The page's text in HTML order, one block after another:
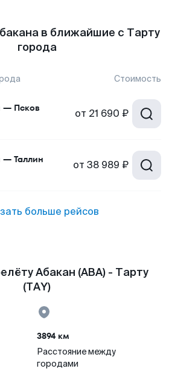
в ближайшие с Тарту
города
Стоимость
— Псков от 21 690 ₽
— Таллин от 38 989 ₽
больше рейсов
Абакан (ABA) - Тарту
(TAY)
3894 км
Расстояние между
городами